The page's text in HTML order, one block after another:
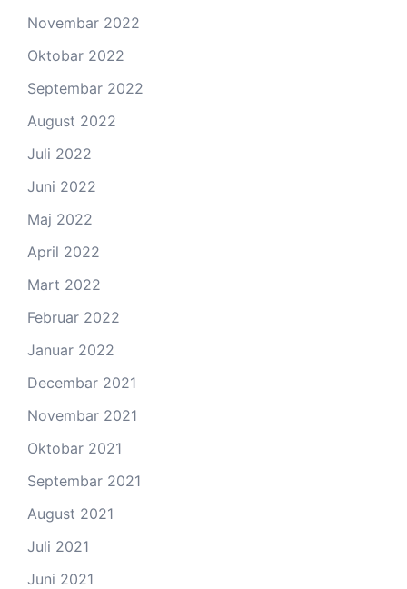
Novembar 2022
Oktobar 2022
Septembar 2022
August 2022
Juli 2022
Juni 2022
Maj 2022
April 2022
Mart 2022
Februar 2022
Januar 2022
Decembar 2021
Novembar 2021
Oktobar 2021
Septembar 2021
August 2021
Juli 2021
Juni 2021